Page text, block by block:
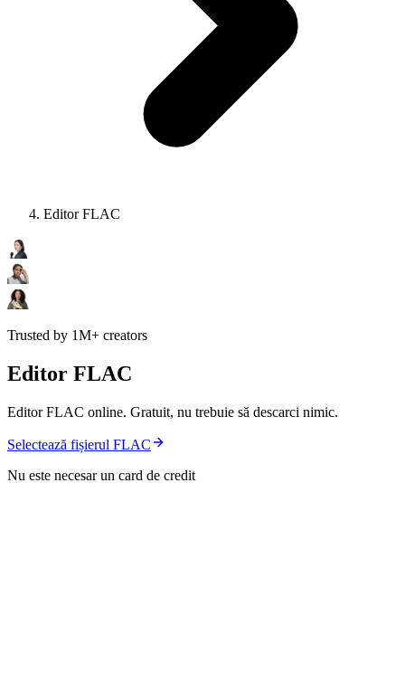
Editor FLAC
Trusted by 1M+ creators
Editor FLAC
Editor FLAC online. Gratuit, nu trebuie să descarci nimic.
Selectează fișierul FLAC
Nu este necesar un card de credit